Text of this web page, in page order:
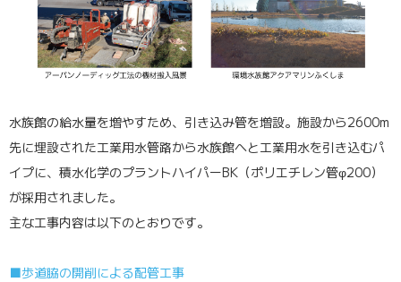
水族館の給水量を増やすため、引き込み管を増設。施設から2600m
先に埋設された工業用水管路から水族館へと工業用水を引き込むパ
イプに、積水化学のプラントハイパーBK（ポリエチレン管φ200）
が採用されました。
主な工事内容は以下のとおりです。
■歩道脇の開削による配管工事